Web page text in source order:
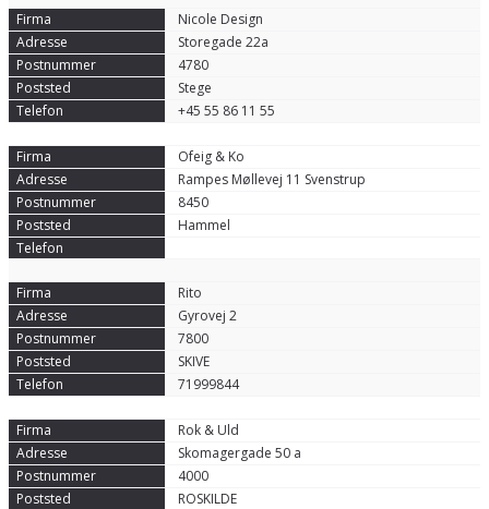
Nicole Design
Storegade 22a
4780
Stege
+45 55 86 11 55
Ofeig & Ko
Rampes Møllevej 11 Svenstrup
8450
Hammel
Rito
Gyrovej 2
7800
SKIVE
71999844
Rok & Uld
Skomagergade 50 a
4000
ROSKILDE